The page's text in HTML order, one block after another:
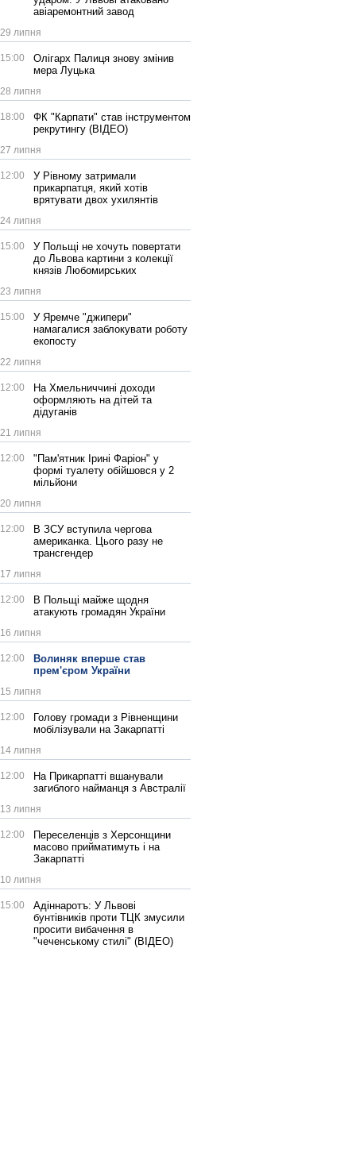
авіаремонтний завод
29 липня
15:00
Олігарх Палиця знову змінив
мера Луцька
28 липня
18:00
ФК "Карпати" став інструментом
рекрутингу (ВІДЕО)
27 липня
12:00
У Рівному затримали
прикарпатця, який хотів
врятувати двох ухилянтів
24 липня
15:00
У Польщі не хочуть повертати
до Львова картини з колекції
князів Любомирських
23 липня
15:00
У Яремче "джипери"
намагалися заблокувати роботу
екопосту
22 липня
12:00
На Хмельниччині доходи
оформляють на дітей та
дідуганів
21 липня
12:00
"Пам'ятник Ірині Фаріон" у
формі туалету обійшовся у 2
мільйони
20 липня
12:00
В ЗСУ вступила чергова
американка. Цього разу не
трансгендер
17 липня
12:00
В Польщі майже щодня
атакують громадян України
16 липня
12:00
Волиняк вперше став
прем'єром України
15 липня
12:00
Голову громади з Рівненщини
мобілізували на Закарпатті
14 липня
12:00
На Прикарпатті вшанували
загиблого найманця з Австралії
13 липня
12:00
Переселенців з Херсонщини
масово прийматимуть і на
Закарпатті
10 липня
15:00
Адіннаротъ: У Львові
бунтівників проти ТЦК змусили
просити вибачення в
"чеченському стилі" (ВІДЕО)